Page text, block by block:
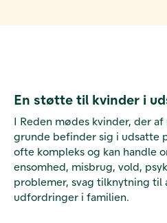
En støtte til kvinder i
I Reden mødes kvinder, der
grunde befinder sig i udsatte
ofte kompleks og kan handle
ensomhed, misbrug, vold,
problemer, svag tilknytning til
udfordringer i familien.